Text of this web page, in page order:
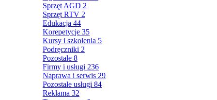
Sprzęt AGD 2
Sprzęt RTV 2
Edukacja 44
Korepetycje 35
Kursy i szkolenia 5
Podręczniki 2
Pozostałe 8
Firmy i usługi 236
Naprawa i serwis 29
Pozostałe usługi 84
Reklama 32